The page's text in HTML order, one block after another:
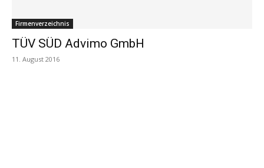
Firmenverzeichnis
TÜV SÜD Advimo GmbH
11. August 2016